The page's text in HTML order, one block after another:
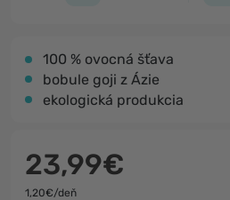
100 % ovocná šťava
bobule goji z Ázie
ekologická produkcia
23,99€
1,20€/deň